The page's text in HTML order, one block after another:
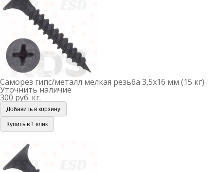
с менеджером.
Саморез гипс/металл мелкая резьба 3,5х16 мм (15 кг)
Уточнить наличие
300 руб. кг.
Добавить в корзину
Купить в 1 клик